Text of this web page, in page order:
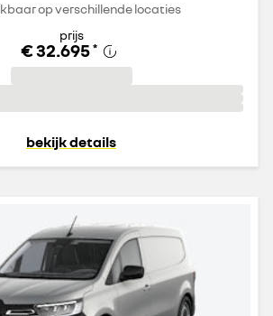
op verschillende locaties
prijs
€ 32.695 *
bekijk details